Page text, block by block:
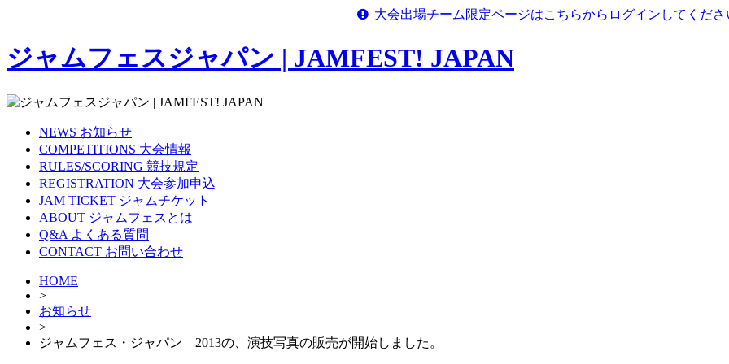
大会出場チーム限定ページはこちらからログインしてくださ
ジャムフェスジャパン | JAMFEST! JAPAN
NEWS お知らせ
COMPETITIONS 大会情報
RULES/SCORING 競技規定
REGISTRATION 大会参加申込
JAM TICKET ジャムチケット
ABOUT ジャムフェスとは
Q&A よくある質問
CONTACT お問い合わせ
HOME
>
お知らせ
>
ジャムフェス・ジャパン 2013の、演技写真の販売が開始しました。